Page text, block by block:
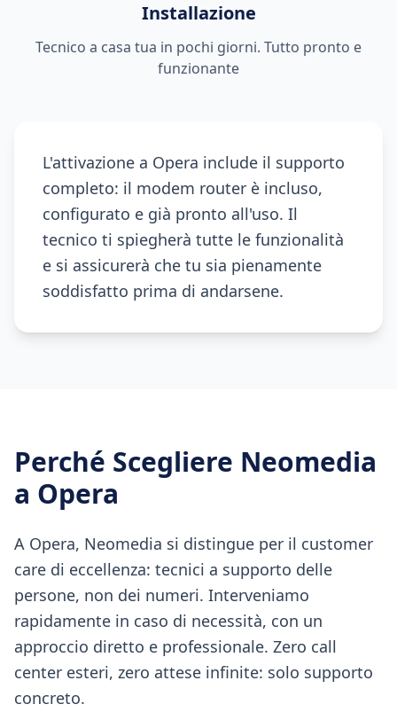
Installazione
Tecnico a casa tua in pochi giorni. Tutto pronto e
funzionante
L'attivazione a Opera include il supporto
completo: il modem router è incluso,
configurato e già pronto all'uso. Il
tecnico ti spiegherà tutte le funzionalità
e si assicurerà che tu sia pienamente
soddisfatto prima di andarsene.
Perché Scegliere Neomedia
a Opera
A Opera, Neomedia si distingue per il customer
care di eccellenza: tecnici a supporto delle
persone, non dei numeri. Interveniamo
rapidamente in caso di necessità, con un
approccio diretto e professionale. Zero call
center esteri, zero attese infinite: solo supporto
concreto.